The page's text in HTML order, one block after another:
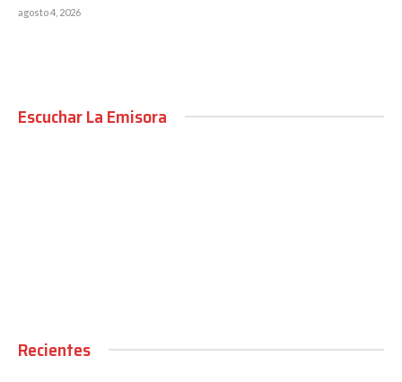
agosto 4, 2026
Escuchar La Emisora
Recientes